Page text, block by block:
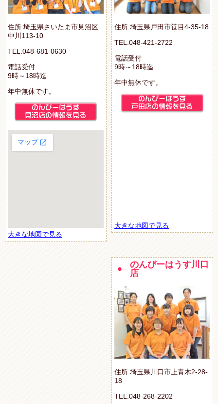
住所.埼玉県さいたま市見沼区
中川113-10
TEL.048-681-0630
電話受付
9時～18時迄
年中無休です。
大きな地図で見る
住所.埼玉県戸田市笹目4-35-18
TEL.048-421-2722
電話受付
9時～18時迄
年中無休です。
大きな地図で見る
のんびーはうす川口
店
住所.埼玉県川口市上青木2-28-
18
TEL.048-268-2202